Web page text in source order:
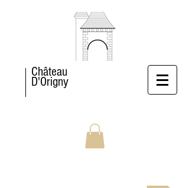
Château
D'Origny